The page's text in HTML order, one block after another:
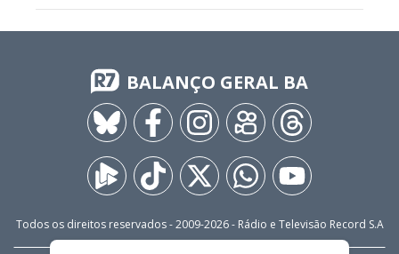
BALANÇO GERAL BA
Todos os direitos reservados - 2009-2026- Rádio e Televisão Record S.A